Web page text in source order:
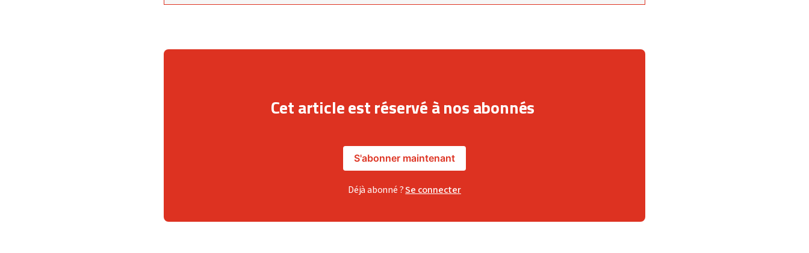
Cet article est réservé à nos abonnés
S'abonner maintenant
Déjà abonné ?Se connecter